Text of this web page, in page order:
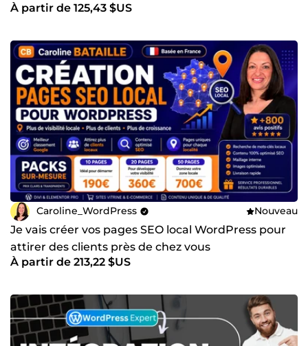
À partir de 125,43 $US
Caroline_WordPress Nouveau
Je vais créer vos pages SEO local WordPress pour
attirer des clients près de chez vous
À partir de 213,22 $US